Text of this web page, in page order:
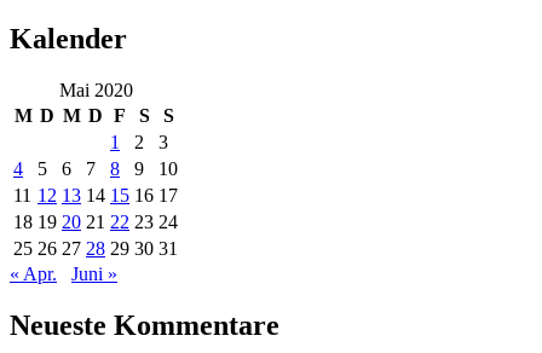
Kalender
Mai 2020
M D M D F S
S
1
2
3
4
5 6 7 8 9
10
11 12 13 14 15 16 17
18 19 20 21 22 23 24
25 26 27 28 29 30 31
« Apr.
Juni »
Neueste Kommentare